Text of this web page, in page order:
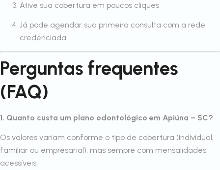
Ative sua cobertura em poucos cliques
Já pode agendar sua primeira consulta com a rede
credenciada
Perguntas frequentes
(FAQ)
1. Quanto custa um plano odontológico em Apiúna – SC?
Os valores variam conforme o tipo de cobertura (individual,
familiar ou empresarial), mas sempre com mensalidades
acessíveis.